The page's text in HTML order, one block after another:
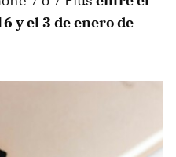
y el 3 de enero de